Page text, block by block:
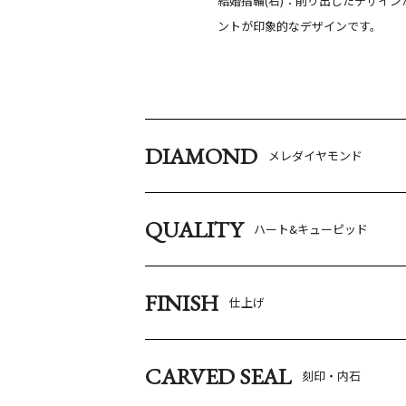
ントが印象的なデザインです。
DIAMOND メレダイヤモンド
QUALITY ハート&キューピッド
FINISH 仕上げ
CARVED SEAL 刻印・内石